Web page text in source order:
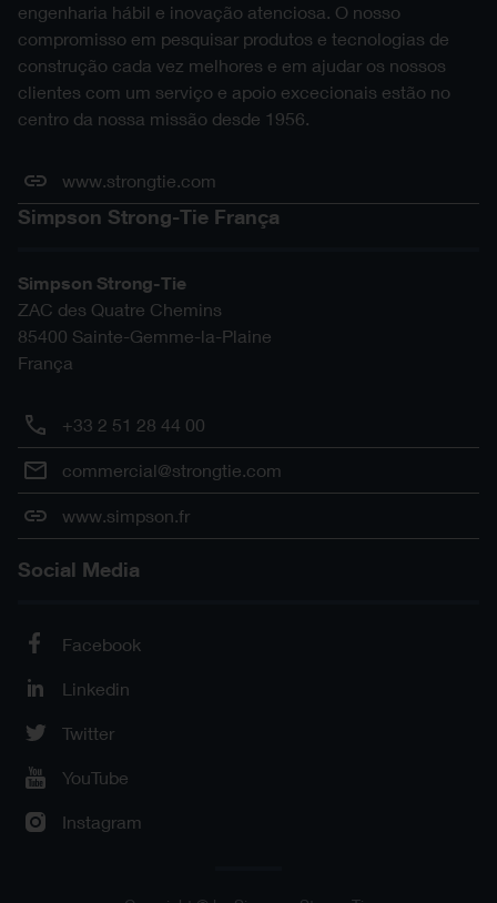
engenharia hábil e inovação atenciosa. O nosso
compromisso em pesquisar produtos e tecnologias de
construção cada vez melhores e em ajudar os nossos
clientes com um serviço e apoio excecionais estão no
centro da nossa missão desde 1956.
www.strongtie.com
Simpson Strong-Tie França
Simpson Strong-Tie
ZAC des Quatre Chemins
85400 Sainte-Gemme-la-Plaine
França
+33 2 51 28 44 00
commercial@strongtie.com
www.simpson.fr
Social Media
Facebook
Linkedin
Twitter
YouTube
Instagram